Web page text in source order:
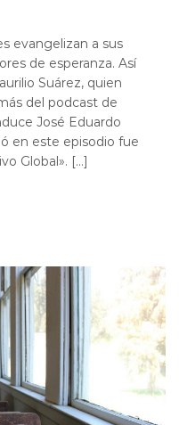
evangelizan a sus
de esperanza. Así
Suárez, quien
del podcast de
José Eduardo
en este episodio fue
Global». […]